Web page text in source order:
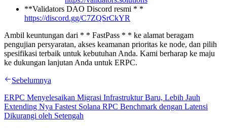
**Validators DAO Discord resmi * *
https://discord.gg/C7ZQSrCkYR
Ambil keuntungan dari * * FastPass * * ke alamat beragam
pengujian persyaratan, akses keamanan prioritas ke node, dan pilih
spesifikasi terbaik untuk kebutuhan Anda. Kami berharap ke maju
ke dukungan lanjutan Anda untuk ERPC.
Sebelumnya
ERPC Menyelesaikan Migrasi Infrastruktur Baru, Lebih Jauh
Extending Nya Fastest Solana RPC Benchmark dengan Latensi
Dikurangi oleh Setengah